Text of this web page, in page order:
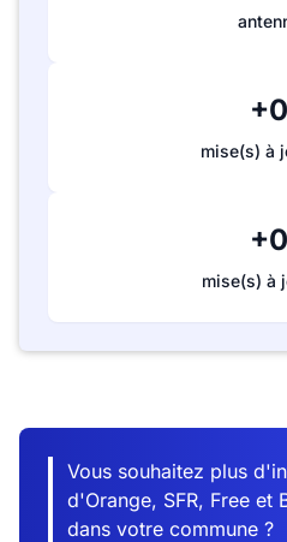
+0
mise(s) à
+0
mise(s) à
Vous souhaitez plus
d'Orange, SFR, Free et
dans votre commune ?